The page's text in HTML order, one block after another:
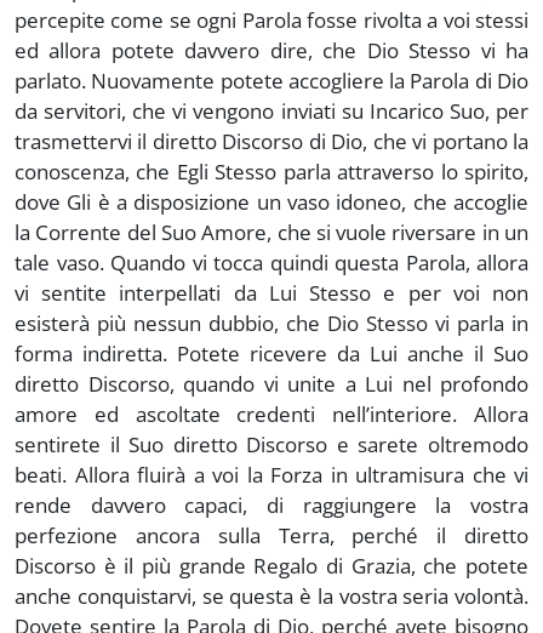
percepite come se ogni Parola fosse rivolta a voi stessi
ed allora potete davvero dire, che Dio Stesso vi ha
parlato. Nuovamente potete accogliere la Parola di Dio
da servitori, che vi vengono inviati su Incarico Suo, per
trasmettervi il diretto Discorso di Dio, che vi portano la
conoscenza, che Egli Stesso parla attraverso lo spirito,
dove Gli è a disposizione un vaso idoneo, che accoglie
la Corrente del Suo Amore, che si vuole riversare in un
tale vaso. Quando vi tocca quindi questa Parola, allora
vi sentite interpellati da Lui Stesso e per voi non
esisterà più nessun dubbio, che Dio Stesso vi parla in
forma indiretta. Potete ricevere da Lui anche il Suo
diretto Discorso, quando vi unite a Lui nel profondo
amore ed ascoltate credenti nell’interiore. Allora
sentirete il Suo diretto Discorso e sarete oltremodo
beati. Allora fluirà a voi la Forza in ultramisura che vi
rende davvero capaci, di raggiungere la vostra
perfezione ancora sulla Terra, perché il diretto
Discorso è il più grande Regalo di Grazia, che potete
anche conquistarvi, se questa è la vostra seria volontà.
Dovete sentire la Parola di Dio, perché avete bisogno